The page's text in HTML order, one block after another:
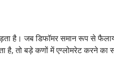
है। जब डिफॉमर समान रूप से
तो बड़े कणों में एग्लोमरेट करने का